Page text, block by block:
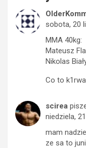
sobota, 20
MMA 40kg:
Mateusz
Nikolas
Co to
scirea
niedziela,
mam
ze sa to